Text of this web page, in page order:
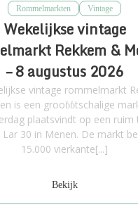
Rommelmarkten Vintage
Wekelijkse vintage
Rekkem &
– 8 augustus 2026
vintage rommelmarkt
is een grooɓɓtschalige
plaatsvindt op een ruim
Lar 30 in Menen. De markt
15.000 vierkante[...]
Bekijk